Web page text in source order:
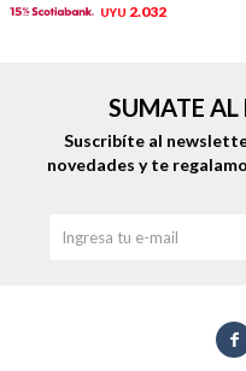
UYU 2.032

SUMATE
Suscribíte al
novedades y te
Shorts